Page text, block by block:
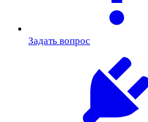
Задать вопрос